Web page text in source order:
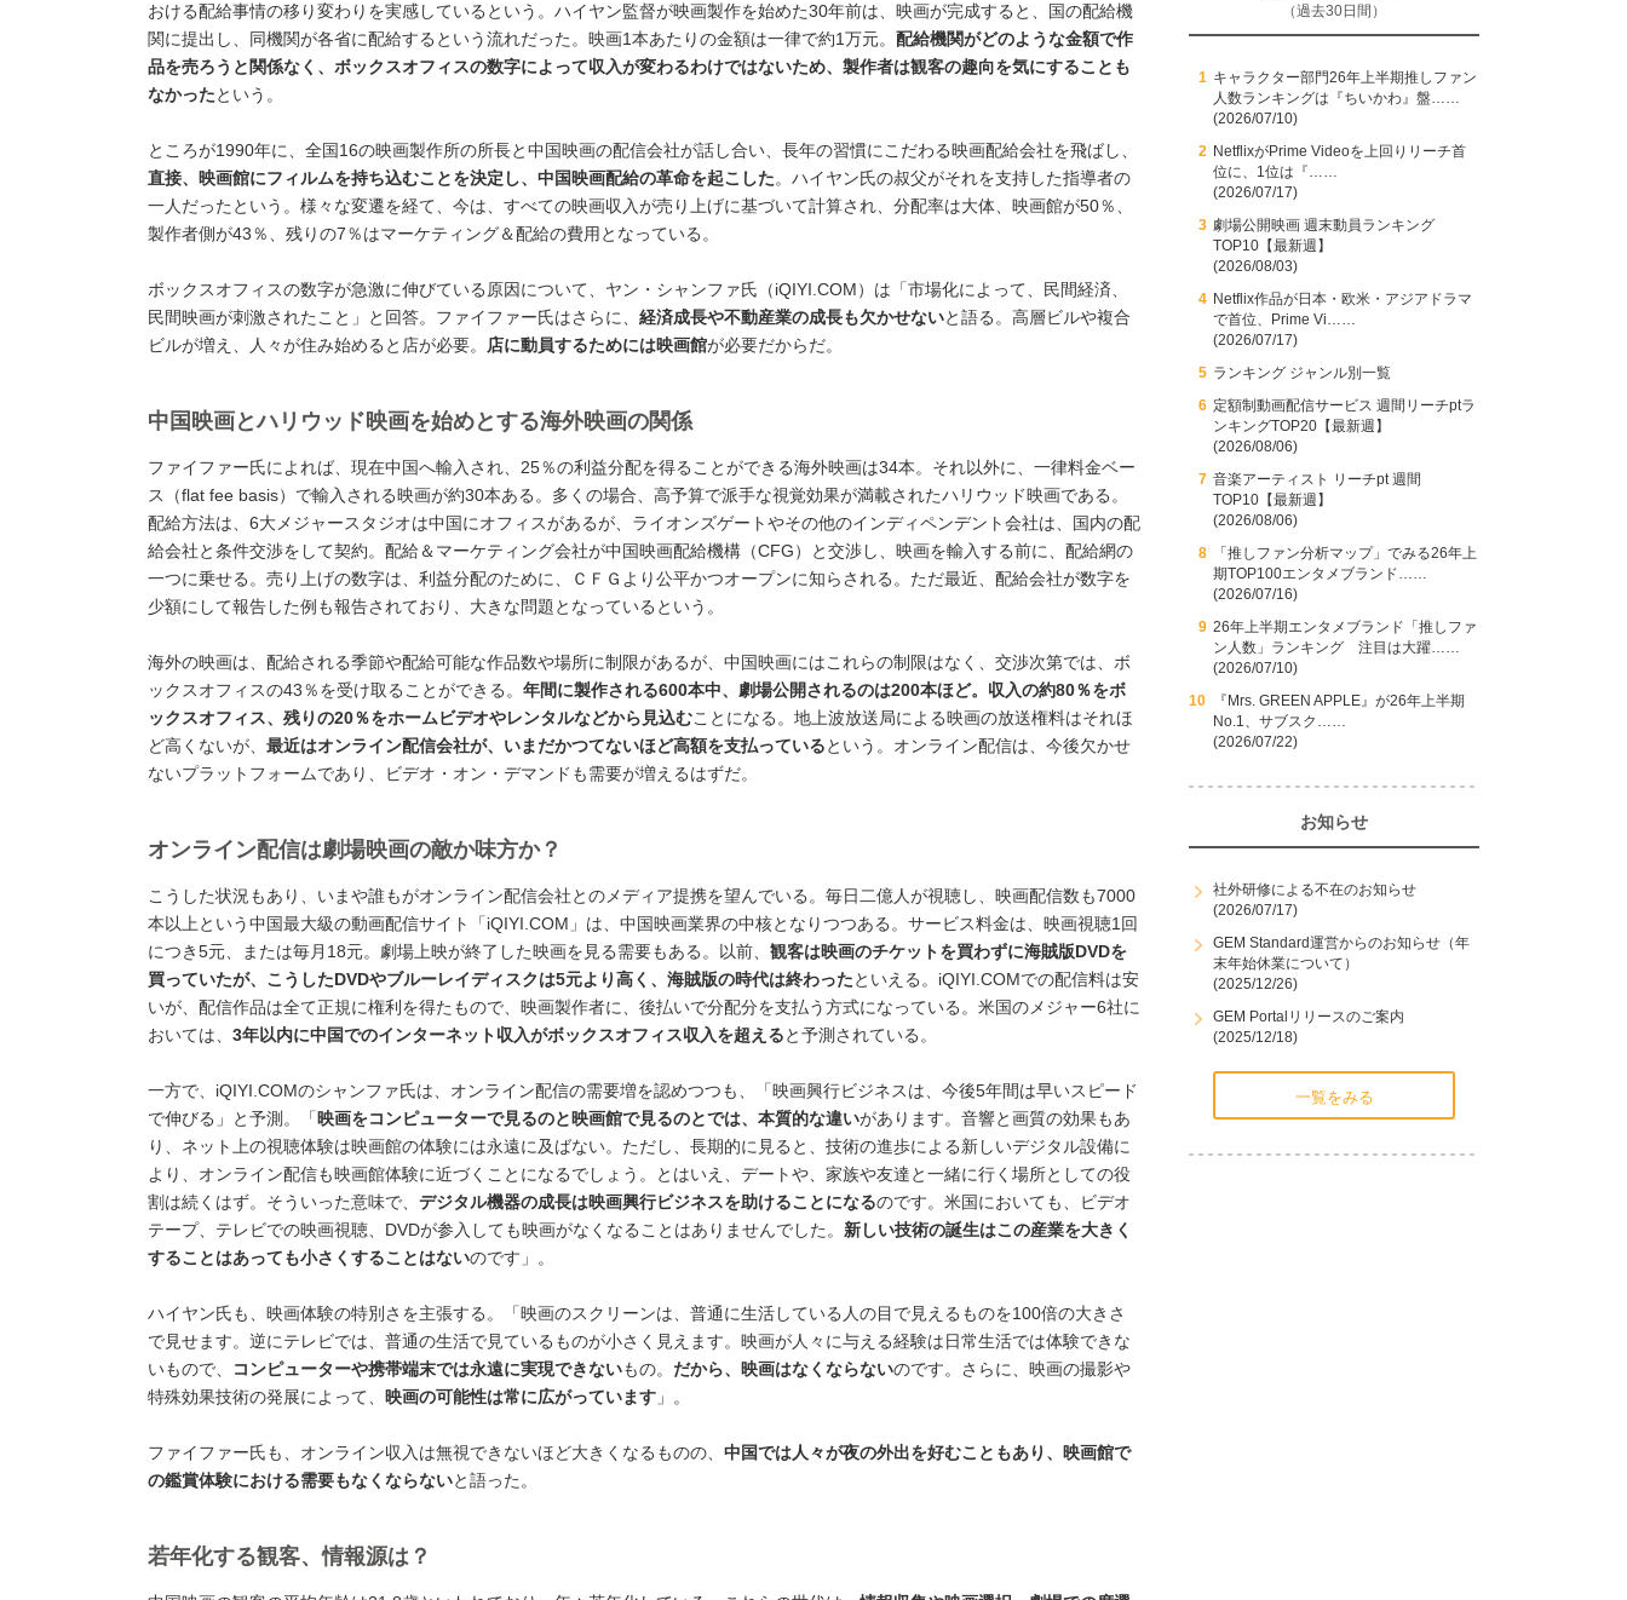
おける配給事情の移り変わりを実感しているという。ハイヤン監督が映画製作を始めた30年前は、映画が完成すると、国の配給機
関に提出し、同機関が各省に配給するという流れだった。映画1本あたりの金額は一律で約1万元。 配給機関がどのような金額で作
品を売ろうと関係なく、ボックスオフィスの数字によって収入が変わるわけではないため、製作者は観客の趣向を気にすることも
なかったという。
ところが1990年に、全国16の映画製作所の所長と中国映画の配信会社が話し合い、長年の習慣にこだわる映画配給会社を飛ばし、
直接、映画館にフィルムを持ち込むことを決定し、中国映画配給の革命を起こした。ハイヤン氏の叔父がそれを支持した指導者の
一人だったという。様々な変遷を経て、今は、すべての映画収入が売り上げに基づいて計算され、分配率は大体、映画館が50％、
製作者側が43％、残りの7％はマーケティング＆配給の費用となっている。
ボックスオフィスの数字が急激に伸びている原因について、ヤン・シャンファ氏（iQIYI.COM）は「市場化によって、民間経済、
民間映画が刺激されたこと」と回答。ファイファー氏はさらに、 経済成長や不動産業の成長も欠かせないと語る。高層ビルや複合
ビルが増え、人々が住み始めると店が必要。
店に動員するためには映画館が必要だからだ。
中国映画とハリウッド映画を始めとする海外映画の関係
ファイファー氏によれば、現在中国へ輸入され、25％の利益分配を得ることができる海外映画は34本。それ以外に、一律料金ベー
ス（flat fee basis）で輸入される映画が約30本ある。多くの場合、高予算で派手な視覚効果が満載されたハリウッド映画である。
配給方法は、6大メジャースタジオは中国にオフィスがあるが、ライオンズゲートやその他のインディペンデント会社は、国内の配
給会社と条件交渉をして契約。配給＆マーケティング会社が中国映画配給機構（CFG）と交渉し、映画を輸入する前に、配給網の
一つに乗せる。売り上げの数字は、利益分配のために、ＣＦＧより公平かつオープンに知らされる。ただ最近、配給会社が数字を
少額にして報告した例も報告されており、大きな問題となっているという。
海外の映画は、配給される季節や配給可能な作品数や場所に制限があるが、中国映画にはこれらの制限はなく、交渉次第では、ボ
ックスオフィスの43％を受け取ることができる。 年間に製作される600本中、劇場公開されるのは200本ほど。収入の約80％をボ
ックスオフィス、残りの20％をホームビデオやレンタルなどから見込むことになる。地上波放送局による映画の放送権料はそれほ
ど高くないが、 最近はオンライン配信会社が、いまだかつてないほど高額を支払っているという。オンライン配信は、今後欠かせ
ないプラットフォームであり、ビデオ・オン・デマンドも需要が増えるはずだ。
オンライン配信は劇場映画の敵か味方か？
こうした状況もあり、いまや誰もがオンライン配信会社とのメディア提携を望んでいる。毎日二億人が視聴し、映画配信数も7000
本以上という中国最大級の動画配信サイト「iQIYI.COM」は、中国映画業界の中核となりつつある。サービス料金は、映画視聴1回
につき5元、または毎月18元。劇場上映が終了した映画を見る需要もある。以前、 観客は映画のチケットを買わずに海賊版DVDを
買っていたが、こうしたDVDやブルーレイディスクは5元より高く、海賊版の時代は終わったといえる。iQIYI.COMでの配信料は安
いが、配信作品は全て正規に権利を得たもので、映画製作者に、後払いで分配分を支払う方式になっている。米国のメジャー6社に
おいては、 3年以内に中国でのインターネット収入がボックスオフィス収入を超えると予測されている。
一方で、iQIYI.COMのシャンファ氏は、オンライン配信の需要増を認めつつも、「映画興行ビジネスは、今後5年間は早いスピード
で伸びる」と予測。「映画をコンピューターで見るのと映画館で見るのとでは、本質的な違いがあります。音響と画質の効果もあ
り、ネット上の視聴体験は映画館の体験には永遠に及ばない。ただし、長期的に見ると、技術の進歩による新しいデジタル設備に
より、オンライン配信も映画館体験に近づくことになるでしょう。とはいえ、デートや、家族や友達と一緒に行く場所としての役
割は続くはず。そういった意味で、 デジタル機器の成長は映画興行ビジネスを助けることになるのです。米国においても、ビデオ
テープ、テレビでの映画視聴、DVDが参入しても映画がなくなることはありませんでした。 新しい技術の誕生はこの産業を大きく
することはあっても小さくすることはないのです」。
ハイヤン氏も、映画体験の特別さを主張する。「映画のスクリーンは、普通に生活している人の目で見えるものを100倍の大きさ
で見せます。逆にテレビでは、普通の生活で見ているものが小さく見えます。映画が人々に与える経験は日常生活では体験できな
いもので、
コンピューターや携帯端末では永遠に実現できないもの。 だから、映画はなくならないのです。さらに、映画の撮影や
特殊効果技術の発展によって、 映画の可能性は常に広がっています 」。
ファイファー氏も、オンライン収入は無視できないほど大きくなるものの、 中国では人々が夜の外出を好むこともあり、映画館で
の鑑賞体験における需要もなくならないと語った。
若年化する観客、情報源は？
（過去30日間）
キャラクター部門26年上半期推しファン
人数ランキングは『ちいかわ』盤……
(2026/07/10)
NetflixがPrime Videoを上回りリーチ首
位に、1位は『……
(2026/07/17)
劇場公開映画 週末動員ランキング
TOP10【最新週】
(2026/08/03)
Netflix作品が日本・欧米・アジアドラマ
で首位、Prime Vi……
(2026/07/17)
ランキング ジャンル別一覧
定額制動画配信サービス 週間リーチptラ
ンキングTOP20【最新週】
(2026/08/06)
音楽アーティスト リーチpt 週間
TOP10【最新週】
(2026/08/06)
「推しファン分析マップ」でみる26年上
期TOP100エンタメブランド……
(2026/07/16)
26年上半期エンタメブランド「推しファ
ン人数」ランキング 注目は大躍……
(2026/07/10)
『Mrs. GREEN APPLE』が26年上半期
No.1、サブスク……
(2026/07/22)
お知らせ
社外研修による不在のお知らせ
(2026/07/17)
GEM Standard運営からのお知らせ（年
末年始休業について）
(2025/12/26)
GEM Portalリリースのご案内
(2025/12/18)
一覧をみる